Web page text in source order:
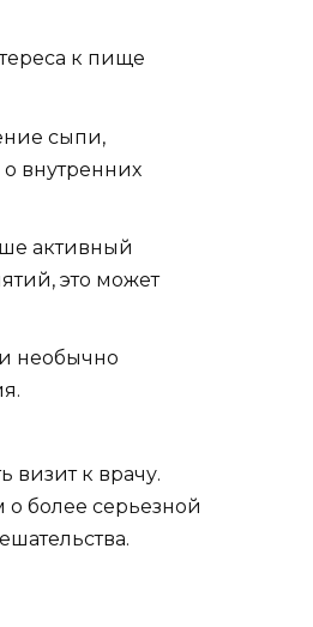
к пище
сыпи,
внутренних
активный
это может
необычно
визит к врачу.
более серьезной